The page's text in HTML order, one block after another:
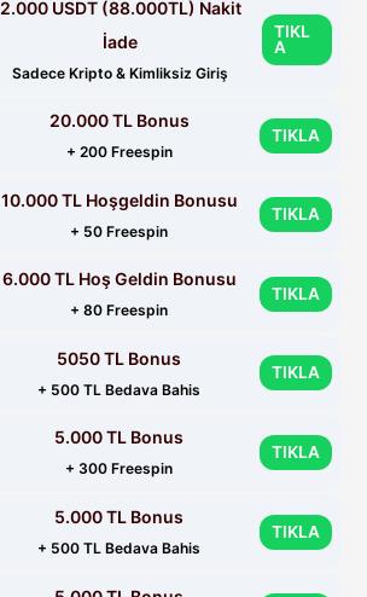
2.000 USDT (88.000TL) Nakit
İade
Sadece Kripto & Kimliksiz Giriş
TIKL
A
20.000 TL Bonus
+ 200 Freespin
TIKLA
10.000 TL Hoşgeldin Bonusu
+ 50 Freespin
TIKLA
6.000 TL Hoş Geldin Bonusu
+ 80 Freespin
TIKLA
5050 TL Bonus
+ 500 TL Bedava Bahis
TIKLA
5.000 TL Bonus
+ 300 Freespin
TIKLA
5.000 TL Bonus
+ 500 TL Bedava Bahis
TIKLA